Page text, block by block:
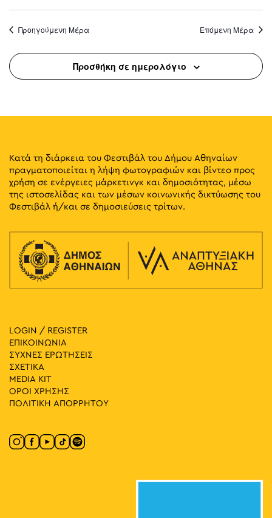
Προηγούμενη Μέρα Επόμενη Μέρα
Προσθήκη σε ημερολόγιο
Κατά τη διάρκεια του Φεστιβάλ του Δήμου Αθηναίων
πραγματοποιείται η λήψη φωτογραφιών και βίντεο προς
χρήση σε ενέργειες μάρκετινγκ και δημοσιότητας, μέσω
της ιστοσελίδας και των μέσων κοινωνικής δικτύωσης του
Φεστιβάλ ή/και σε δημοσιεύσεις τρίτων.
LOGIN / REGISTER
ΕΠΙΚΟΙΝΩΝΙΑ
ΣΥΧΝΕΣ ΕΡΩΤΗΣΕΙΣ
ΣΧΕΤΙΚΑ
MEDIA ΚIT
ΟΡΟΙ ΧΡΗΣΗΣ
ΠΟΛΙΤΙΚΗ ΑΠΟΡΡΗΤΟΥ